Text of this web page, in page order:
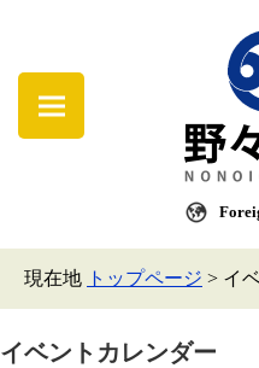
現在地 トップページ > イ
イベントカレンダー